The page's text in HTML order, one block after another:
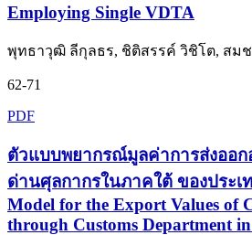
Employing Single VDTA
พุทธาวุฒิ ลีกุลธร, ชิติสรรค์ วิชิโต, สมช
62-71
PDF
ตัวแบบพยากรณ์มูลค่าการส่งออก
ด่านศุลกากรในภาคใต้ ของประเ
Model for the Export Values of
through Customs Department